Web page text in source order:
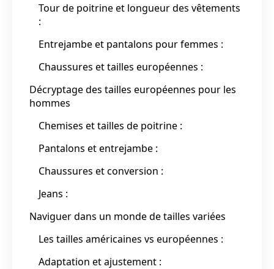
Tour de poitrine et longueur des vêtements
:
Entrejambe et pantalons pour femmes :
Chaussures et tailles européennes :
Décryptage des tailles européennes pour les
hommes
Chemises et tailles de poitrine :
Pantalons et entrejambe :
Chaussures et conversion :
Jeans :
Naviguer dans un monde de tailles variées
Les tailles américaines vs européennes :
Adaptation et ajustement :